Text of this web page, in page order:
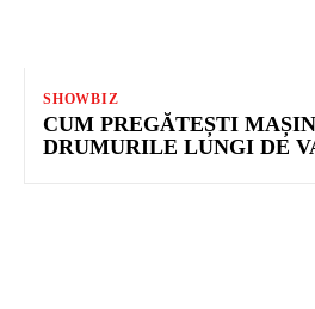
SHOWBIZ
CUM PREGĂTEȘTI
DRUMURILE LUNGI DE